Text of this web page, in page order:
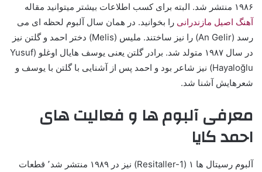
۱۹۸۶ منتشر شد. البته برای کسب اطلاعات بیشتر میتوانید مقاله
آهنگ اصیل مازندرانی را بخوانید. در همان سال آلبوم لحظه ای می
رسد (An Gelir) را نیز ساختند. ملیس (Melis) دختر احمد و گلتن نیز
در سال ۱۹۸۷ متولد شد. برادر گلتن یعنی یوسف هایال اوغلو (Yusuf
Hayaloğlu) نیز شاعر بود و احمد پس از آشنایی با گلتن با یوسف و
شعرهایش آشنا شد.
معرفی آلبوم ها و فعالیت های
احمد کایا
آلبوم رسیتال ها ۱ (Resitaller-1) نیز در ۱۹۸۹ منتشر شد٬ قطعات